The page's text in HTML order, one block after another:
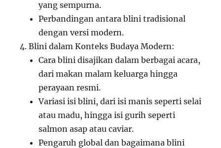
yang sempurna.
Perbandingan antara blini tradisional
dengan versi modern.
Blini dalam Konteks Budaya Modern:
Cara blini disajikan dalam berbagai acara,
dari makan malam keluarga hingga
perayaan resmi.
Variasi isi blini, dari isi manis seperti selai
atau madu, hingga isi gurih seperti
salmon asap atau caviar.
Pengaruh global dan bagaimana blini